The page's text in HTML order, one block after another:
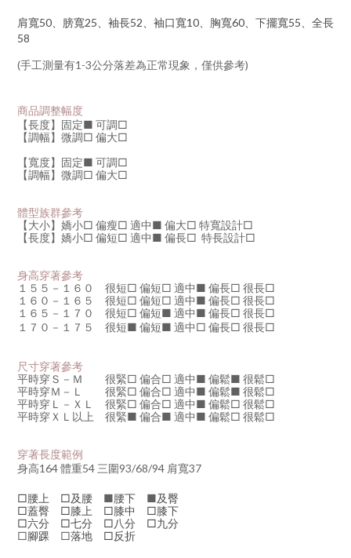
肩寬50、膀寬25、袖長52、袖口寬10、胸寬60、下擺寬55、全長
58
(手工測量有1-3公分落差為正常現象，僅供參考)
商品調整幅度
【長度】固定■ 可調□
【調幅】微調□ 偏大□
【寬度】固定■ 可調□
【調幅】微調□ 偏大□
體型族群參考
【大小】嬌小□ 偏瘦□ 適中■ 偏大□ 特寬設計□
【長度】嬌小□ 偏短□ 適中■ 偏長□ 特長設計□
身高穿著參考
１５５－１６０ 很短□ 偏短□ 適中■ 偏長□ 很長□
１６０－１６５ 很短□ 偏短□ 適中■ 偏長□ 很長□
１６５－１７０ 很短□ 偏短■ 適中■ 偏長□ 很長□
１７０－１７５ 很短■ 偏短■ 適中□ 偏長□ 很長□
尺寸穿著參考
平時穿Ｓ－Ｍ 很緊□ 偏合□ 適中■ 偏鬆■ 很鬆□
平時穿Ｍ－Ｌ 很緊□ 偏合□ 適中■ 偏鬆■ 很鬆□
平時穿 Ｌ－ＸＬ 很緊□ 偏合□ 適中■ 偏鬆□ 很鬆□
平時穿ＸＬ以上 很緊■ 偏合■ 適中■ 偏鬆□ 很鬆□
穿著長度範例
身高164 體重54 三圍93/68/94 肩寬37
□腰上 □及腰 ■腰下 ■及臀
□蓋臀 □膝上 □膝中 □膝下
□六分 □七分 □八分 □九分
□腳踝 □落地 □反折